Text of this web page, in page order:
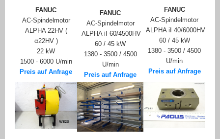
FANUC
AC-Spindelmotor
ALPHA 22HV (
α22HV )
22 kW
1500 - 6000 U/min
Preis auf Anfrage
FANUC
AC-Spindelmotor
ALPHA iI 60/4500HV
60 / 45 kW
1380 - 3500 / 4500
U/min
Preis auf Anfrage
FANUC
AC-Spindelmotor
ALPHA iI 40/6000HV
60 / 45 kW
1380 - 3500 / 4500
U/min
Preis auf Anfrage